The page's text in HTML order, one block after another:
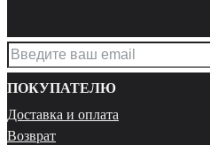
ПОКУПАТЕЛЮ
Доставка и оплата
Возврат